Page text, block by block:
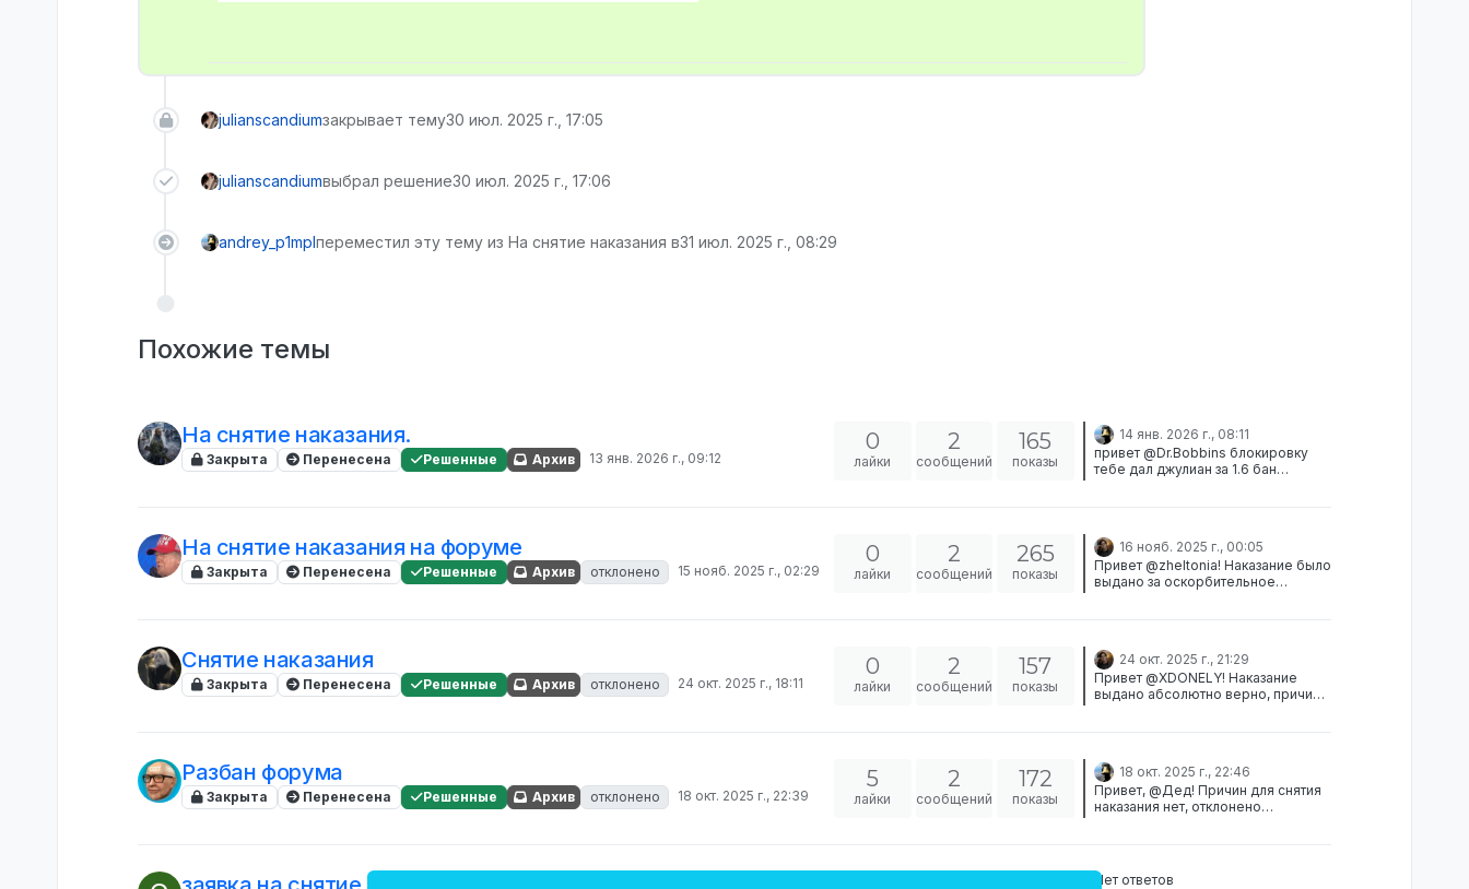
julianscandiumзакрывает тему30 июл. 2025 г., 17:05
julianscandiumвыбрал решение30 июл. 2025 г., 17:06
andrey_p1mplпереместил эту тему из На снятие наказания в31 июл. 2025 г., 08:29
Похожие темы
На снятие наказания.
Закрыта Перенесена Решенные Архив 13 янв. 2026 г., 09:12
0
лайки
2
сообщений
165
показы
14 янв. 2026 г., 08:11
привет @Dr.Bobbins блокировку
тебе дал джулиан за 1.6 бан
На снятие наказания на форуме
Закрыта Перенесена Решенные Архив отклонено 15 нояб. 2025 г., 02:29
0
лайки
2
сообщений
265
показы
16 нояб. 2025 г., 00:05
Привет @zheltonia! Наказание было
выдано за оскорбительное
ddff2ea6-d541-4792-9513-
38249c18eb00-image.png]
Снятие наказания
Закрыта Перенесена Решенные Архив отклонено 24 окт. 2025 г., 18:11
0
лайки
2
сообщений
157
показы
24 окт. 2025 г., 21:29
Привет @XDONELY! Наказание
выдано абсолютно верно, причин
могла пингануть модерацию дабы
провокатора также откинули в
блокировку. Отклонено.
Разбан форума
Закрыта Перенесена Решенные Архив отклонено 18 окт. 2025 г., 22:39
5
лайки
2
сообщений
172
показы
18 окт. 2025 г., 22:46
Привет, @Дед! Причин для снятия
наказания нет, отклонено
января 26 года
Нет ответов